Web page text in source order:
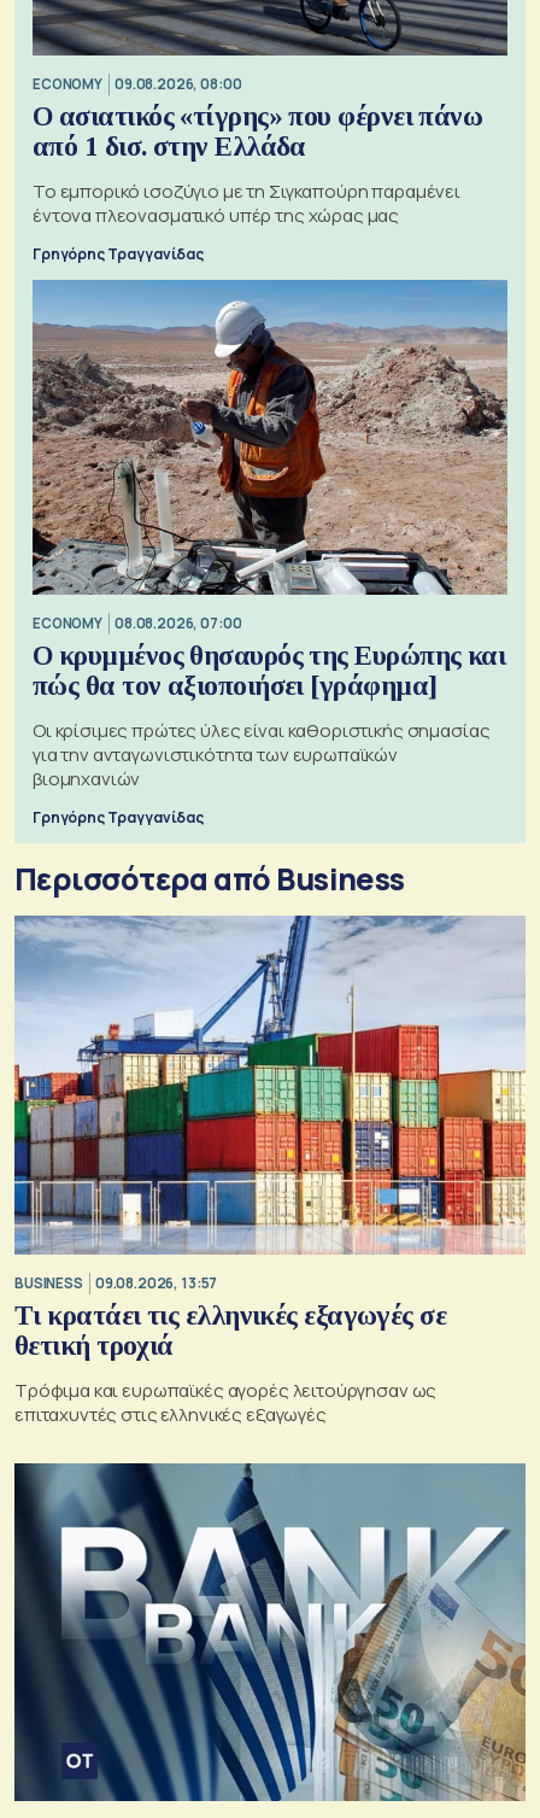
ECONOMY 09.08.2026, 08:00
Ο ασιατικός «τίγρης» που φέρνει πάνω
από 1 δισ. στην Ελλάδα
Το εμπορικό ισοζύγιο με τη Σιγκαπούρη παραμένει
έντονα πλεονασματικό υπέρ της χώρας μας
Γρηγόρης Τραγγανίδας
ECONOMY 08.08.2026, 07:00
Ο κρυμμένος θησαυρός της Ευρώπης και
πώς θα τον αξιοποιήσει [γράφημα]
Οι κρίσιμες πρώτες ύλες είναι καθοριστικής σημασίας
για την ανταγωνιστικότητα των ευρωπαϊκών
βιομηχανιών
Γρηγόρης Τραγγανίδας
Περισσότερα από Business
BUSINESS 09.08.2026, 13:57
Τι κρατάει τις ελληνικές εξαγωγές σε
θετική τροχιά
Τρόφιμα και ευρωπαϊκές αγορές λειτούργησαν ως
επιταχυντές στις ελληνικές εξαγωγές